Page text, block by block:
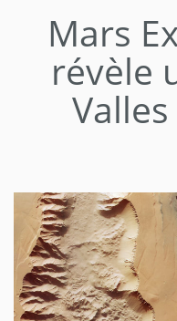
Mars
révèle